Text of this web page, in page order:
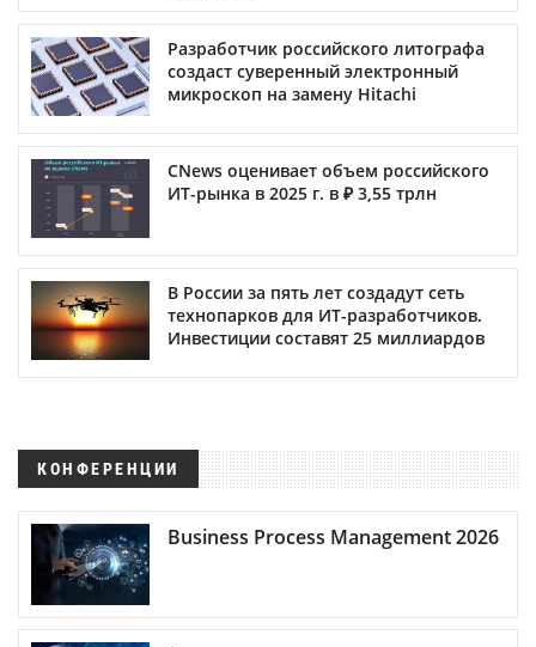
Разработчик российского литографа
создаст суверенный электронный
микроскоп на замену Hitachi
CNews оценивает объем российского
ИТ-рынка в 2025 г. в ₽ 3,55 трлн
В России за пять лет создадут сеть
технопарков для ИТ-разработчиков.
Инвестиции составят 25 миллиардов
КОНФЕРЕНЦИИ
Business Process Management 2026